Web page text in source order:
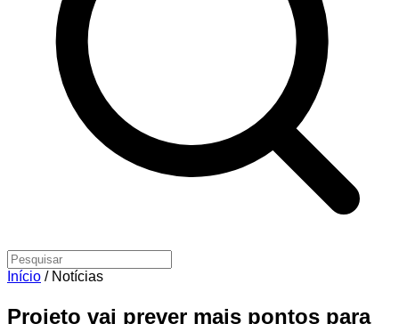
Início / Notícias
Projeto vai prever mais pontos para